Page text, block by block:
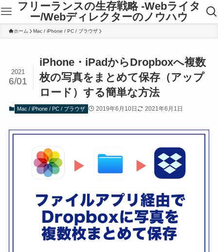
フリーランスの生存戦略 -Webライタ
ー/Webディレクターのノウハウ
ホーム Mac / iPhone / PC / ブラウザ
iPhone・iPadからDropboxへ複数
枚の写真をまとめて保存（アップ
ロード）する簡単な方法
2021
6/01
Mac / iPhone / PC / ブラウザ 2019年6月10日 2021年6月1日